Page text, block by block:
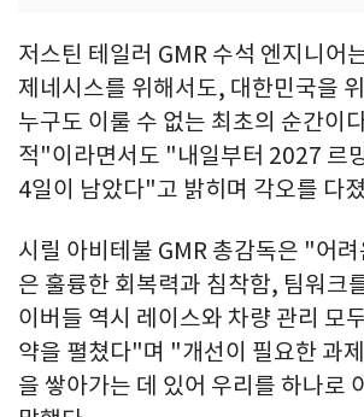
저스틴 테일러 GMR 수석 엔지니어
제네시스를 위해서도, 대한민국을
누구도 이룰 수 없는 최초의 순간이
적"이라면서도 "내일부터 2027 르
4일이 남았다"고 밝히며 각오를 다
시릴 아비테불 GMR 총감독은 "어
은 훌륭한 회복력과 침착함, 팀워크
이버들 역시 레이스와 차량 관리 모
약을 펼쳤다"며 "개선이 필요한 과
을 쌓아가는 데 있어 우리를 하나로